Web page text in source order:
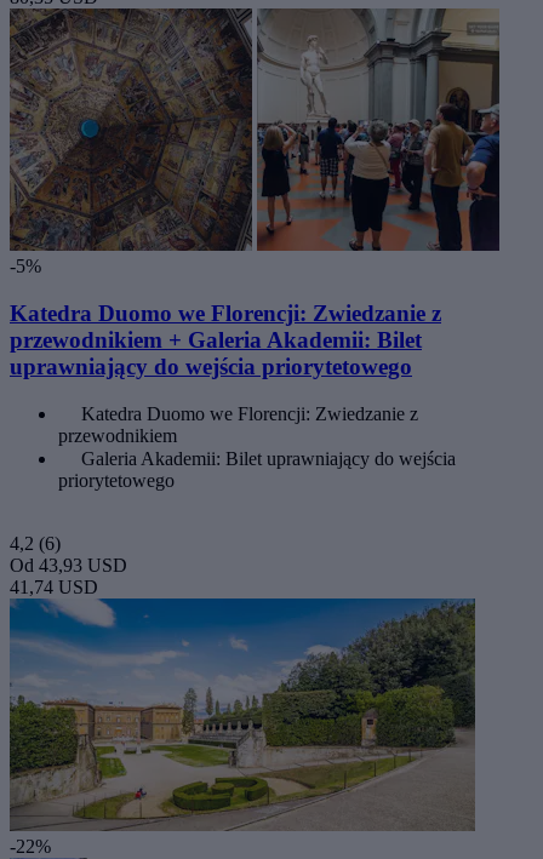
-5%
Katedra Duomo we Florencji: Zwiedzanie z
przewodnikiem + Galeria Akademii: Bilet
uprawniający do wejścia priorytetowego
Katedra Duomo we Florencji: Zwiedzanie z
przewodnikiem
Galeria Akademii: Bilet uprawniający do wejścia
priorytetowego
4,2 (6)
Od 43,93 USD
41,74 USD
-22%